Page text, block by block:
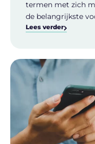
termen met zich
de belangrijkste
Lees verder